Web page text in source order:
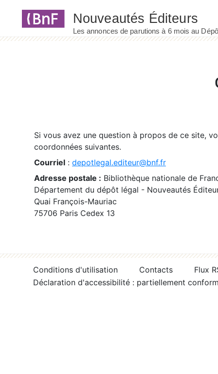
Si vous avez une question à propos de ce site,
coordonnées suivantes.
Courriel : depotlegal.editeur@bnf.fr
Adresse postale : Bibliothèque nationale de
Département du dépôt légal - Nouveautés
Quai François-Mauriac
75706 Paris Cedex 13
Conditions d'utilisation Contacts
Flux
Déclaration d'accessibilité : partiellement